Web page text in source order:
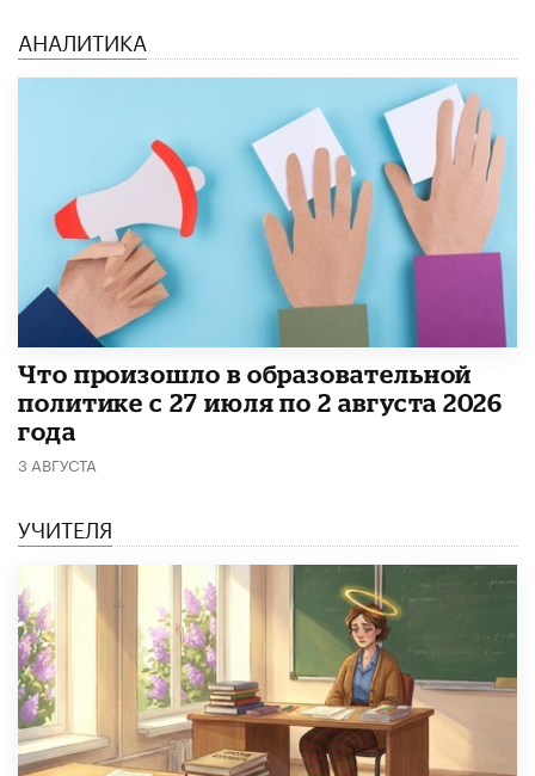
АНАЛИТИКА
​Что произошло в образовательной
политике с 27 июля по 2 августа 2026
года
3 АВГУСТА
УЧИТЕЛЯ